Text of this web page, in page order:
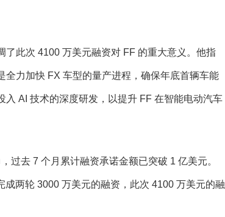
此次 4100 万美元融资对 FF 的重大意义。他指
力加快 FX 车型的量产进程，确保年底首辆车能
AI 技术的深度研发，以提升 FF 在智能电动汽车
过去 7 个月累计融资承诺金额已突破 1 亿美元。
两轮 3000 万美元的融资，此次 4100 万美元的融